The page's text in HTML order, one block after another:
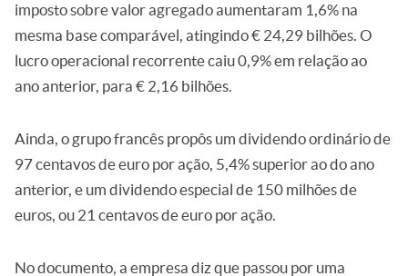
imposto sobre valor agregado aumentaram 1,6% na
mesma base comparável, atingindo € 24,29 bilhões. O
lucro operacional recorrente caiu 0,9% em relação ao
ano anterior, para € 2,16 bilhões.
Ainda, o grupo francês propôs um dividendo ordinário de
97 centavos de euro por ação, 5,4% superior ao do ano
anterior, e um dividendo especial de 150 milhões de
euros, ou 21 centavos de euro por ação.
No documento, a empresa diz que passou por uma